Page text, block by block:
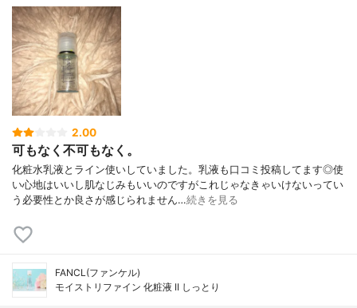
2.00
可もなく不可もなく。
化粧水乳液とライン使いしていました。乳液も口コミ投稿してます◎使
い心地はいいし肌なじみもいいのですがこれじゃなきゃいけないってい
う必要性とか良さが感じられません…続きを見る
FANCL(ファンケル)
モイストリファイン 化粧液 II しっとり